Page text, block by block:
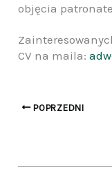
objęcia
CV na maila:
POPRZEDNI